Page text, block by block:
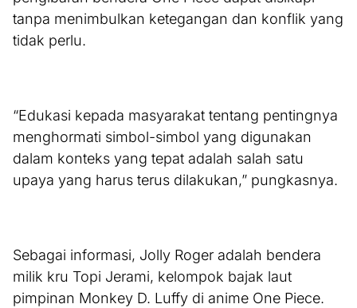
tanpa menimbulkan ketegangan dan konflik yang
tidak perlu.
“Edukasi kepada masyarakat tentang pentingnya
menghormati simbol-simbol yang digunakan
dalam konteks yang tepat adalah salah satu
upaya yang harus terus dilakukan,” pungkasnya.
Sebagai informasi, Jolly Roger adalah bendera
milik kru Topi Jerami, kelompok bajak laut
pimpinan Monkey D. Luffy di anime One Piece.